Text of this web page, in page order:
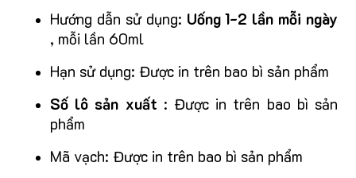
Hướng dẫn sử dụng: Uống 1-2 lần mỗi ngày
, mỗi lần 60ml
Hạn sử dụng: Được in trên bao bì sản phẩm
Số lô sản xuất : Được in trên bao bì sản
phẩm
Mã vạch: Được in trên bao bì sản phẩm